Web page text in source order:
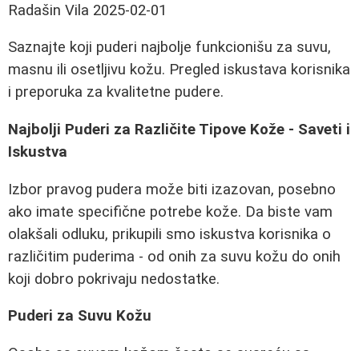
Radašin Vila 2025-02-01
Saznajte koji puderi najbolje funkcionišu za suvu,
masnu ili osetljivu kožu. Pregled iskustava korisnika
i preporuka za kvalitetne pudere.
Najbolji Puderi za Različite Tipove Kože - Saveti i
Iskustva
Izbor pravog pudera može biti izazovan, posebno
ako imate specifične potrebe kože. Da biste vam
olakšali odluku, prikupili smo iskustva korisnika o
različitim puderima - od onih za suvu kožu do onih
koji dobro pokrivaju nedostatke.
Puderi za Suvu Kožu